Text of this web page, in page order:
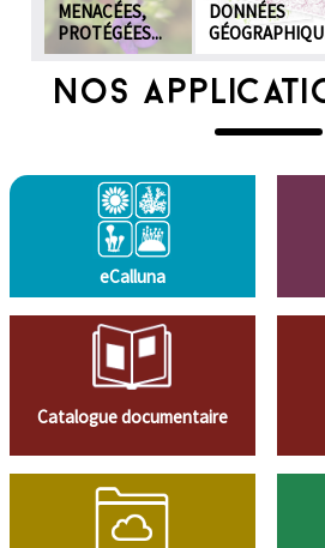
MENACÉES,
PROTÉGÉES...
DONNÉES
NOS
eCalluna
Catalogue documentaire